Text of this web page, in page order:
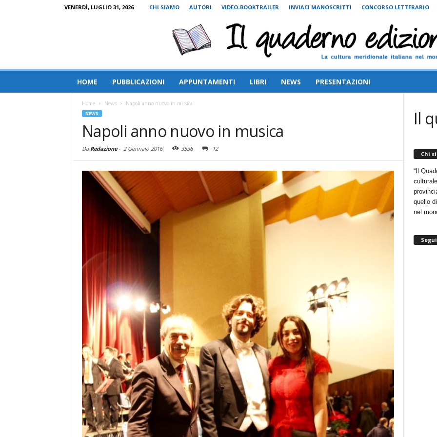
VENERDÌ, LUGLIO 31, 2026 CHI SIAMO AUTORI VIDEO-BOOKTRAILER INVIACI MANOSCRITTI CONCORSO LETTERARIO
HOME PUBBLICAZIONI APPUNTAMENTI LIBRI NEWS PRESENTAZIONI
Home News Napoli anno nuovo in musica
NEWS
Napoli anno nuovo in musica
Da Redazione- 2 Gennaio 2016 3536 12
Il
Chi
“Il
quello
nel